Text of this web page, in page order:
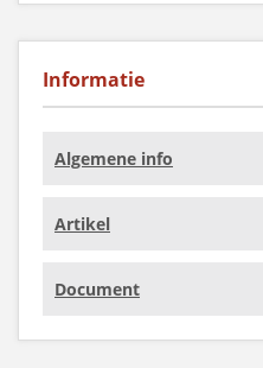
Informatie
Algemene info
Artikel
Document